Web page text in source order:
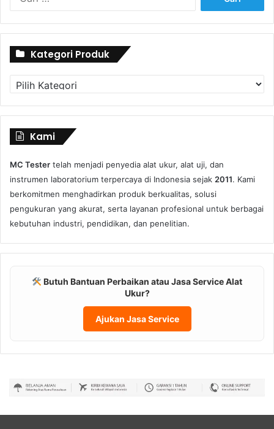
Kategori Produk
Kategori
Produk
Kami
MC Tester telah menjadi penyedia alat ukur, alat uji, dan
instrumen laboratorium terpercaya di Indonesia sejak 2011. Kami
berkomitmen menghadirkan produk berkualitas, solusi
pengukuran yang akurat, serta layanan profesional untuk berbagai
kebutuhan industri, pendidikan, dan penelitian.
Butuh Bantuan Perbaikan atau Jasa Service Alat
Ukur?
Ajukan Jasa Service